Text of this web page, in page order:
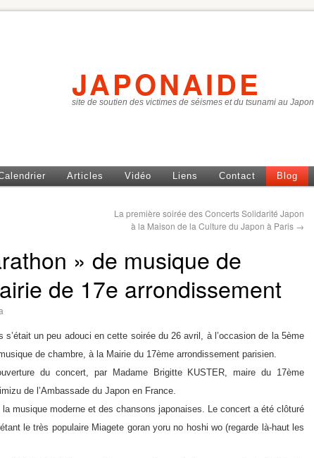
JAPONAIDE
site de soutien des victimes de séismes et du tsunami au Japon
Articles Vidéo Liens Contact Blog
La première soirée des Concerts Solidarité Japon
à la Maison de la Culture du Japon à Paris →
» de musique de
de 17e arrondissement
s’était un peu adouci en cette soirée du 26 avril, à l’occasion de la 5ème
de chambre, à la Mairie du 17ème arrondissement parisien.
du concert, par Madame Brigitte KUSTER, maire du 17ème
de l’Ambassade du Japon en France.
musique moderne et des chansons japonaises. Le concert a été clôturé
le très populaire Miagete goran yoru no hoshi wo (regarde là-haut les